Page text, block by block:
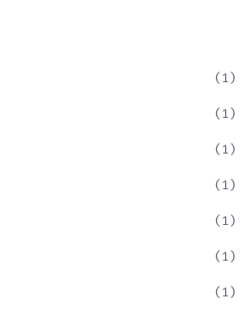
(1)
(1)
(1)
(1)
(1)
(1)
(1)